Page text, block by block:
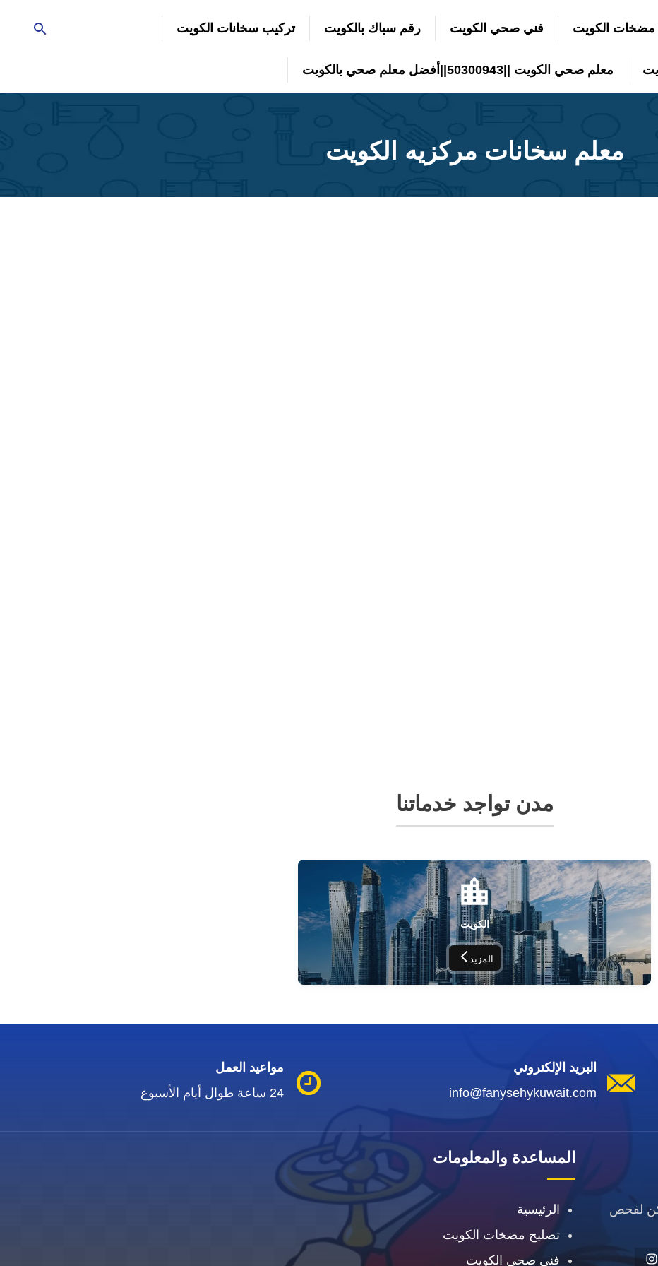
مضخات الكويت فني صحي الكويت رقم سباك بالكويت تركيب سخانات الكويت
معلم صحي الكويت ||50300943||أفضل معلم صحي بالكويت
معلم سخانات مركزيه الكويت
مدن تواجد خدماتنا
الكويت
المزيد
البريد الإلكتروني
info@fanysehykuwait.com
مواعيد العمل
24 ساعة طوال أيام الأسبوع
لفحص
المساعدة والمعلومات
الرئيسية
تصليح مضخات الكويت
فني صحي الكويت